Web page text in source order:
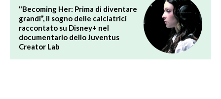
"Becoming Her: Prima di diventare
grandi”, il sogno delle calciatrici
raccontato su Disney+ nel
documentario dello Juventus
Creator Lab